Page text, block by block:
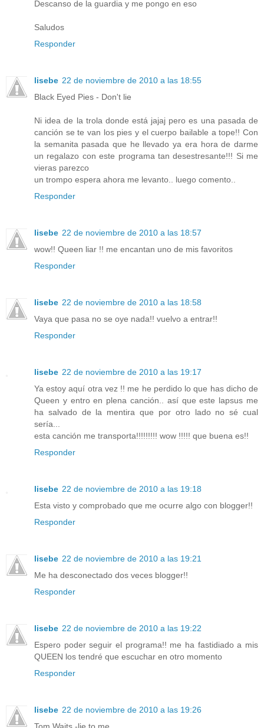
Descanso de la guardia y me pongo en eso
Saludos
Responder
lisebe 22 de noviembre de 2010 a las 18:55
Black Eyed Pies - Don't lie
Ni idea de la trola donde está jajaj pero es una pasada de
canción se te van los pies y el cuerpo bailable a tope!! Con
la semanita pasada que he llevado ya era hora de darme
un regalazo con este programa tan desestresante!!! Si me
vieras parezco
un trompo espera ahora me levanto.. luego comento..
Responder
lisebe 22 de noviembre de 2010 a las 18:57
wow!! Queen liar !! me encantan uno de mis favoritos
Responder
lisebe 22 de noviembre de 2010 a las 18:58
Vaya que pasa no se oye nada!! vuelvo a entrar!!
Responder
lisebe 22 de noviembre de 2010 a las 19:17
Ya estoy aquí otra vez !! me he perdido lo que has dicho de
Queen y entro en plena canción.. así que este lapsus me
ha salvado de la mentira que por otro lado no sé cual
sería...
esta canción me transporta!!!!!!!!! wow !!!!! que buena es!!
Responder
lisebe 22 de noviembre de 2010 a las 19:18
Esta visto y comprobado que me ocurre algo con blogger!!
Responder
lisebe 22 de noviembre de 2010 a las 19:21
Me ha desconectado dos veces blogger!!
Responder
lisebe 22 de noviembre de 2010 a las 19:22
Espero poder seguir el programa!! me ha fastidiado a mis
QUEEN los tendré que escuchar en otro momento
Responder
lisebe 22 de noviembre de 2010 a las 19:26